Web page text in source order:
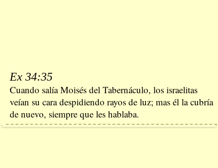
Ex 34:35
Cuando salía Moisés del Tabernáculo, los israelitas
veían su cara despidiendo rayos de luz; mas él la cubría
de nuevo, siempre que les hablaba.